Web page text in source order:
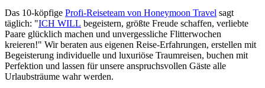
Das 10-köpfige Profi-Reiseteam von Honeymoon Travel sagt
täglich: "ICH WILL begeistern, größte Freude schaffen, verliebte
Paare glücklich machen und unvergessliche Flitterwochen
kreieren!" Wir beraten aus eigenen Reise-Erfahrungen, erstellen mit
Begeisterung individuelle und luxuriöse Traumreisen, buchen mit
Perfektion und lassen für unsere anspruchsvollen Gäste alle
Urlaubsträume wahr werden.